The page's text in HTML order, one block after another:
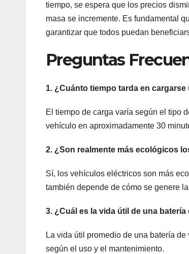
tiempo, se espera que los precios
masa se incremente. Es fundamental
garantizar que todos puedan
Preguntas
1. ¿Cuánto tiempo tarda en
El tiempo de carga varía según el tipo
vehículo en aproximadamente 30
2. ¿Son realmente más ecológicos
Sí, los vehículos eléctricos son más
también depende de cómo se genere
3. ¿Cuál es la vida útil de una
La vida útil promedio de una batería
según el uso y el mantenimiento.